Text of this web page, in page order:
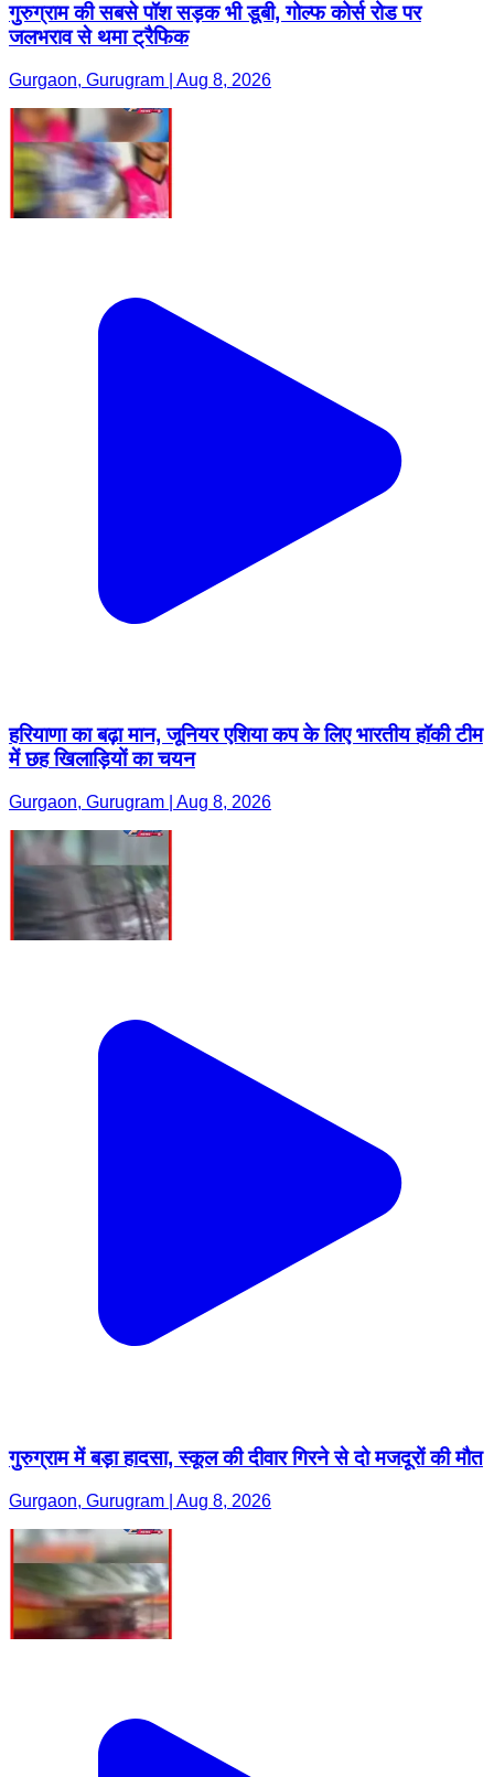
गुरुग्राम की सबसे पॉश सड़क भी डूबी, गोल्फ कोर्स रोड पर
जलभराव से थमा ट्रैफिक
Gurgaon, Gurugram | Aug 8, 2026
हरियाणा का बढ़ा मान, जूनियर एशिया कप के लिए भारतीय हॉकी टीम
में छह खिलाड़ियों का चयन
Gurgaon, Gurugram | Aug 8, 2026
गुरुग्राम में बड़ा हादसा, स्कूल की दीवार गिरने से दो मजदूरों की मौत
Gurgaon, Gurugram | Aug 8, 2026